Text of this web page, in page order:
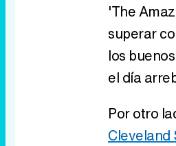
'The
superar
los
el día
Por otro
Cleveland